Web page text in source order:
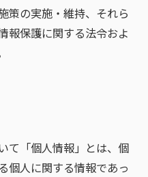
策の実施・維持、それら
報保護に関する法令およ
て「個人情報」とは、個
個人に関する情報であっ